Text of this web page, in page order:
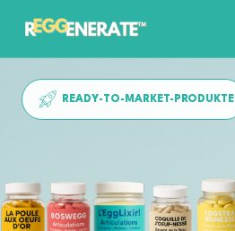
READY-TO-MARKET-PRODUKTE